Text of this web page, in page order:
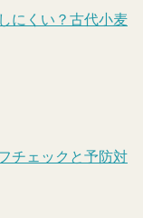
にくい？古代小麦
チェックと予防対